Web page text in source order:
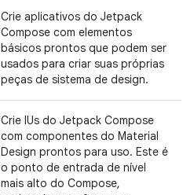
Crie aplicativos do Jetpack
Compose com elementos
básicos prontos que podem ser
usados para criar suas próprias
peças de sistema de design.
Crie IUs do Jetpack Compose
com componentes do Material
Design prontos para uso. Este é
o ponto de entrada de nível
mais alto do Compose,